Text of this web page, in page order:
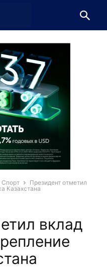
Спорт
Президент отметил
Казахстана
вклад